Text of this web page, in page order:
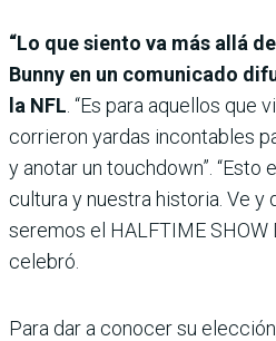
“Lo que siento va más allá
Bunny en un comunicado
la NFL . “Es para aquellos que
corrieron yardas incontables
y anotar un touchdown”. “Esto
cultura y nuestra historia. Ve y
seremos el HALFTIME SHOW
celebró.
Para dar a conocer su